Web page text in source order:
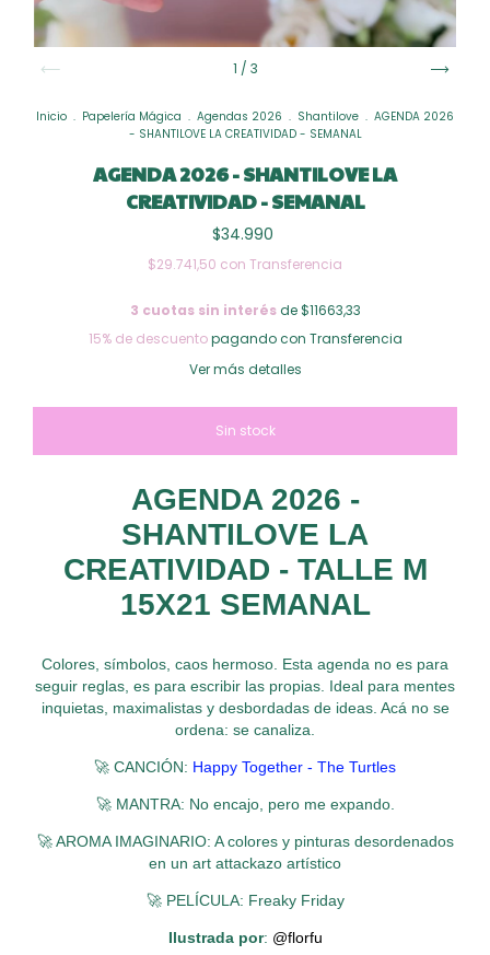
1 / 3
Inicio . Papelería Mágica . Agendas 2026 . Shantilove . AGENDA 2026
- SHANTILOVE LA CREATIVIDAD - SEMANAL
AGENDA 2026 - SHANTILOVE LA
CREATIVIDAD - SEMANAL
$34.990
$29.741,50 con Transferencia
3 cuotas sin interésde $11663,33
15% de descuentopagando con Transferencia
Ver más detalles
AGENDA 2026 -
SHANTILOVE LA
CREATIVIDAD - TALLE M
15X21 SEMANAL
Colores, símbolos, caos hermoso. Esta agenda no es para
seguir reglas, es para escribir las propias. Ideal para mentes
inquietas, maximalistas y desbordadas de ideas. Acá no se
ordena: se canaliza.
🚀 CANCIÓN: Happy Together - The Turtles
🚀 MANTRA: No encajo, pero me expando.
🚀 AROMA IMAGINARIO: A colores y pinturas desordenados
en un art attackazo artístico
🚀 PELÍCULA: Freaky Friday
Ilustrada por: @florfu